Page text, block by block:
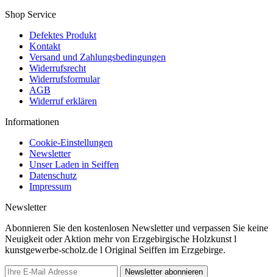
Shop Service
Defektes Produkt
Kontakt
Versand und Zahlungsbedingungen
Widerrufsrecht
Widerrufsformular
AGB
Widerruf erklären
Informationen
Cookie-Einstellungen
Newsletter
Unser Laden in Seiffen
Datenschutz
Impressum
Newsletter
Abonnieren Sie den kostenlosen Newsletter und verpassen Sie keine
Neuigkeit oder Aktion mehr von Erzgebirgische Holzkunst l
kunstgewerbe-scholz.de l Original Seiffen im Erzgebirge.
Newsletter abonnieren